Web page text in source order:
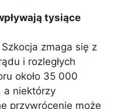
tysiące
zmaga się z
i rozległych
około 35 000
a niektórzy
przywrócenie może